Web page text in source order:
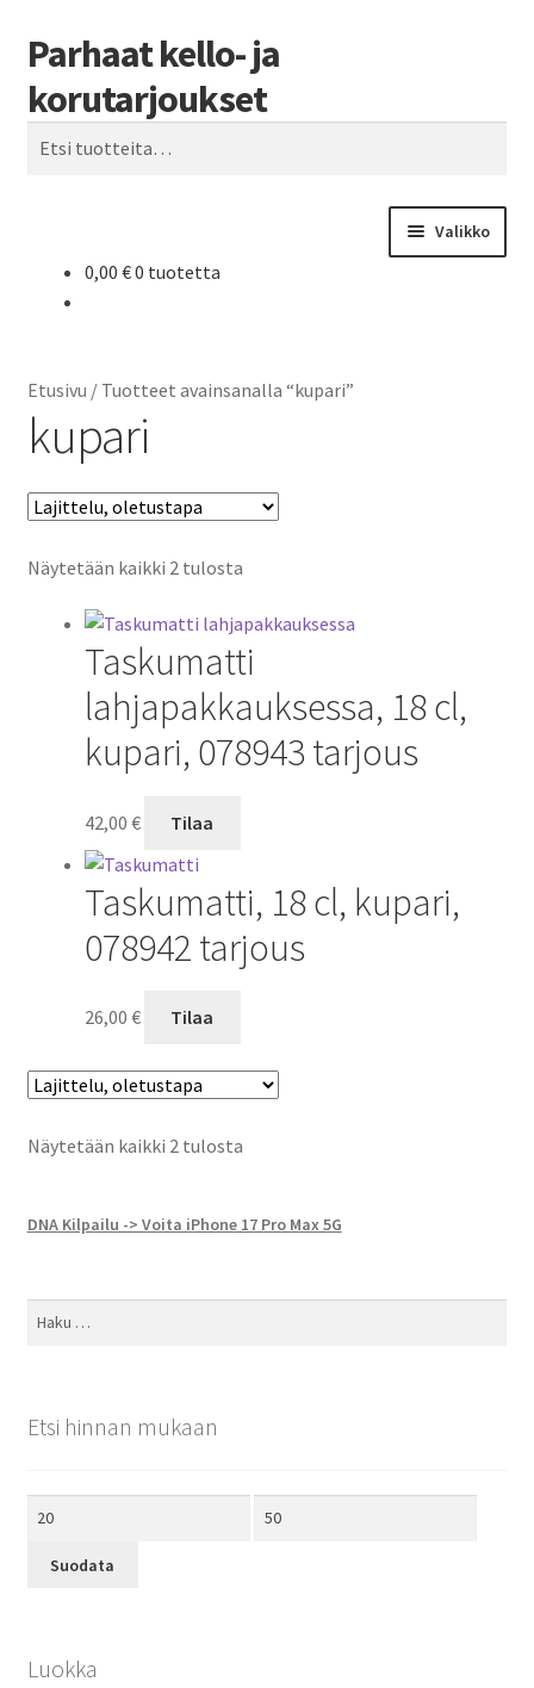
Siirry
navigointiin
Siirry
sisältöön
Parhaat kello- ja
korutarjoukset
Haku
Valikko
0,00 €0 tuotetta
Etusivu / Tuotteet avainsanalla “kupari”
kupari
Näytetään kaikki 2 tulosta
Taskumatti
lahjapakkauksessa, 18 cl,
kupari, 078943 tarjous
42,00 € Tilaa
Taskumatti, 18 cl, kupari,
078942 tarjous
26,00 € Tilaa
Näytetään kaikki 2 tulosta
DNA Kilpailu -> Voita iPhone 17 Pro Max 5G
Haku:
Etsi hinnan mukaan
Suodata
Luokka